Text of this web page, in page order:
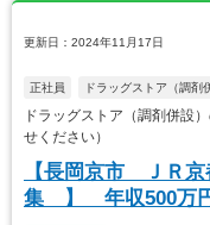
更新日：2024年11月17日
正社員 ドラッグストア（調剤
ドラッグストア（調剤併設
せください）
【長岡京市 ＪＲ
集 】 年収500万円